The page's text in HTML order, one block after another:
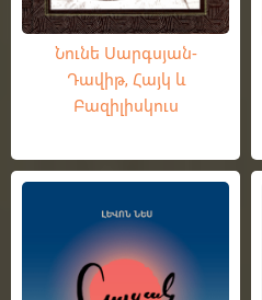
Նունե Սարգսյան-
Դավիթ, Հայկ և
Բազիլիսկուս